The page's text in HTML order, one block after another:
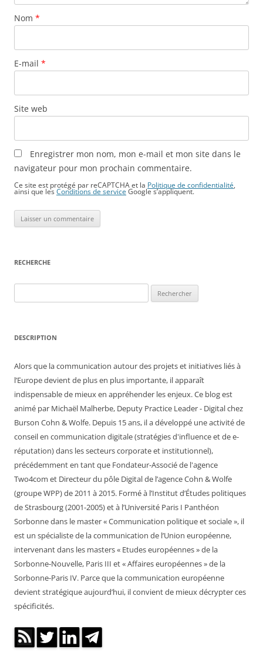
Nom *
E-mail *
Site web
Enregistrer mon nom, mon e-mail et mon site dans le
navigateur pour mon prochain commentaire.
Ce site est protégé par reCAPTCHA et la Politique de confidentialité
ainsi que lesConditions de service Google s’appliquent.
RECHERCHE
DESCRIPTION
Alors que la communication autour des projets et initiatives liés à
l’Europe devient de plus en plus importante, il apparaît
indispensable de mieux en appréhender les enjeux. Ce blog est
animé par Michaël Malherbe, Deputy Practice Leader - Digital chez
Burson Cohn & Wolfe. Depuis 15 ans, il a développé une activité de
conseil en communication digitale (stratégies d'influence et de e-
réputation) dans les secteurs corporate et institutionnel),
précédemment en tant que Fondateur-Associé de l'agence
Two4com et Directeur du pôle Digital de l’agence Cohn & Wolfe
(groupe WPP) de 2011 à 2015. Formé à l’Institut d’Études politiques
de Strasbourg (2001-2005) et à l’Université Paris I Panthéon
Sorbonne dans le master « Communication politique et sociale », il
est un spécialiste de la communication de l’Union européenne,
intervenant dans les masters « Etudes européennes » de la
Sorbonne-Nouvelle, Paris III et « Affaires européennes » de la
Sorbonne-Paris IV. Parce que la communication européenne
devient stratégique aujourd’hui, il convient de mieux décrypter ces
spécificités.